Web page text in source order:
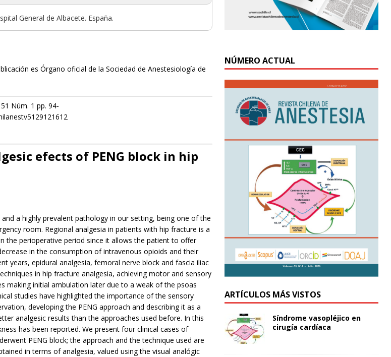
General de Albacete. España.
es Órgano oficial de la Sociedad de Anestesiología de
Núm. 1 pp. 94-
efects of PENG block in hip
a highly prevalent pathology in our setting, being one of the
room. Regional analgesia in patients with hip fracture is a
the perioperative period since it allows the patient to offer
in the consumption of intravenous opioids and their
years, epidural analgesia, femoral nerve block and fascia iliac
in hip fracture analgesia, achieving motor and sensory
making initial ambulation later due to a weak of the psoas
studies have highlighted the importance of the sensory
developing the PENG approach and describing it as a
analgesic results than the approaches used before. In this
has been reported. We present four clinical cases of
PENG block; the approach and the technique used are
in terms of analgesia, valued using the visual analógic
NÚMERO ACTUAL
ARTÍCULOS MÁS VISTOS
Síndrome vasopléjico en
cirugía cardíaca